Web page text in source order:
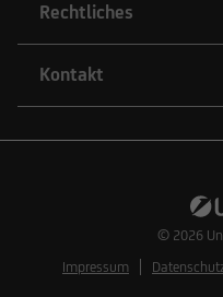
Rechtliches
Kontakt
© 2026
Impressum